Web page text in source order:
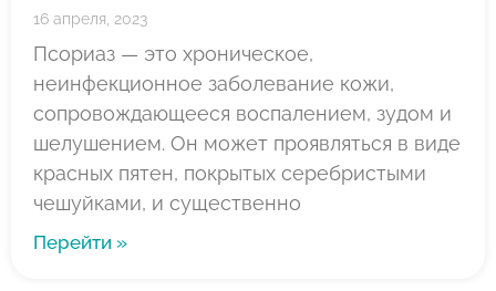
16 апреля, 2023
Псориаз — это хроническое,
неинфекционное заболевание кожи,
сопровождающееся воспалением, зудом и
шелушением. Он может проявляться в виде
красных пятен, покрытых серебристыми
чешуйками, и существенно
Перейти »